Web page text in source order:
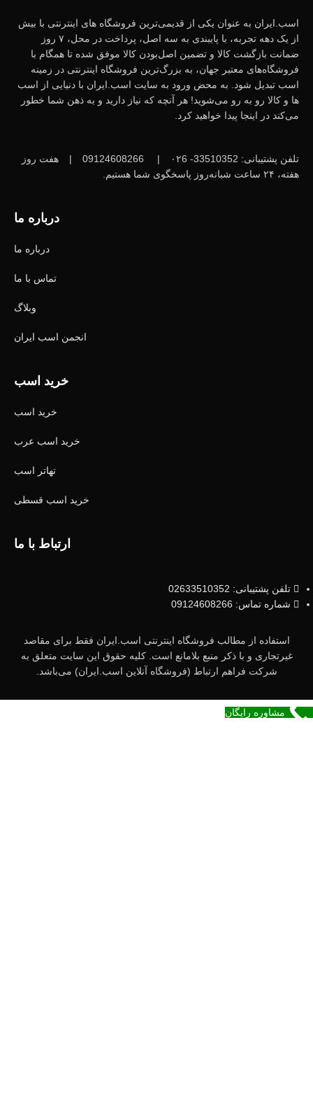
اسب.ایران به عنوان یکی از قدیمی‌ترین فروشگاه های اینترنتی با بیش
از یک دهه تجربه، با پایبندی به سه اصل، پرداخت در محل، ۷ روز
ضمانت بازگشت کالا و تضمین اصل‌بودن کالا موفق شده تا همگام با
فروشگاه‌های معتبر جهان، به بزرگ‌ترین فروشگاه اینترنتی در زمینه
اسب تبدیل شود. به محض ورود به سایت اسب.ایران با دنیایی از اسب
ها و کالا رو به رو می‌شوید! هر آنچه که نیاز دارید و به ذهن شما خطور
می‌کند در اینجا پیدا خواهید کرد.
تلفن پشتیبانی: 33510352- ۰۲6 |
|
هفت روز
هفته، ۲۴ ساعت شبانه‌روز پاسخگوی شما هستیم.
درباره ما
درباره ما
تماس با ما
وبلاگ
انجمن اسب ایران
خرید اسب
خرید اسب
خرید اسب عرب
تهاتر اسب
خرید اسب قسطی
ارتباط با ما
تلفن پشتیبانی: 02633510352
شماره تماس: 09124608266
استفاده از مطالب فروشگاه اینترنتی اسب.ایران فقط برای مقاصد
غیرتجاری و با ذکر منبع بلامانع است. کلیه حقوق این سایت متعلق به
شرکت فراهم ارتباط (فروشگاه آنلاین اسب.ایران) می‌باشد.
مشاوره رایگان